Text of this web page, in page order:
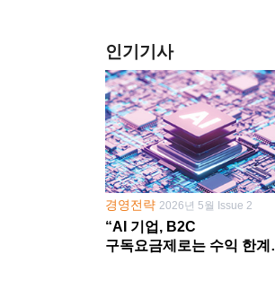
인기기사
경영전략 2026년 5월 Issue 2
“AI 기업, B2C
구독요금제로는 수익 한계